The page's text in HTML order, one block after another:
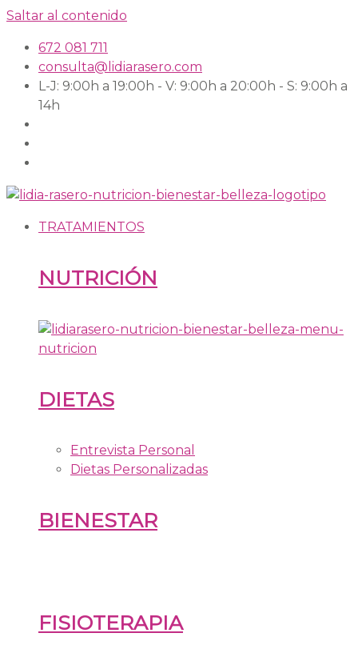
Saltar al contenido
672 081 711
consulta@lidiarasero.com
L-J: 9:00h a 19:00h - V: 9:00h a 20:00h - S: 9:00h a
14h
TRATAMIENTOS
NUTRICIÓN
DIETAS
Entrevista Personal
Dietas Personalizadas
BIENESTAR
FISIOTERAPIA